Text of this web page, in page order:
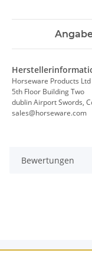
Horseware Products Ltd
5th Floor Building Two
dublin Airport Swords,
sales@horseware.com
Bewertungen